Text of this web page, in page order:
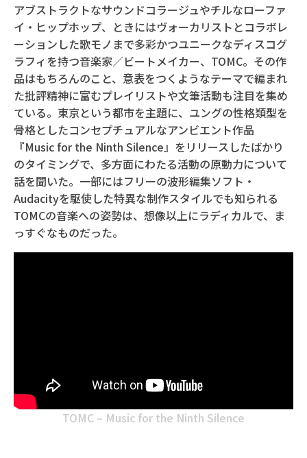
アブストラクトなサウンドコラージュやチルなローファ
イ・ヒップホップ、ときにはヴォーカリストとコラボレ
ーションした歌モノまで多彩かつユニークなディスコグ
ラフィを持つ音楽家／ビートメイカー、TOMC。その作
品はもちろんのこと、意表をつくようなテーマで編まれ
た批評精神に富むプレイリストや文筆活動も注目を集め
ている。東京という都市を主題に、ユングの性格類型を
骨格としたコンセプチュアルなアンビエント作品
『Music for the Ninth Silence』をリリースしたばかり
のタイミングで、多方面にわたる活動の原動力について
話を聞いた。一部にはフリーの波形編集ソフト・
Audacityを駆使した特異な制作スタイルでも知られる
TOMCの音楽への姿勢は、想像以上にラディカルで、ま
っすぐなものだった。
TOMC – Music for the Ninth Silence